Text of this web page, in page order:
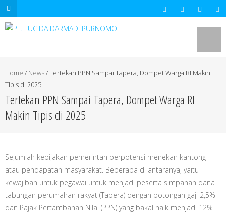
.mapouter{position:relative;text-
Home / News/Tertekan PPN Sampai Tapera, Dompet Warga RI Makin
Tipis di 2025
Tertekan PPN Sampai Tapera, Dompet Warga RI
Makin Tipis di 2025
Sejumlah kebijakan pemerintah berpotensi menekan kantong
atau pendapatan masyarakat. Beberapa di antaranya, yaitu
kewajiban untuk pegawai untuk menjadi peserta simpanan dana
tabungan perumahan rakyat (Tapera) dengan potongan gaji 2,5%
dan Pajak Pertambahan Nilai (PPN) yang bakal naik menjadi 12%